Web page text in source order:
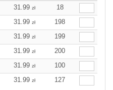
31.99 zł
18
31.99 zł
198
31.99 zł
199
31.99 zł
200
31.99 zł
100
31.99 zł 127